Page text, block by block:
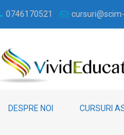
0746170521
DESPRE NOI CURSURI